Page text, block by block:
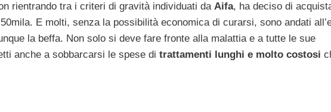
rientrando tra i criteri di gravità individuati da Aifa, ha deciso di
E molti, senza la possibilità economica di curarsi, sono andati
la beffa. Non solo si deve fare fronte alla malattia e a tutte le sue
anche a sobbarcarsi le spese di trattamenti lunghi e molto costosi